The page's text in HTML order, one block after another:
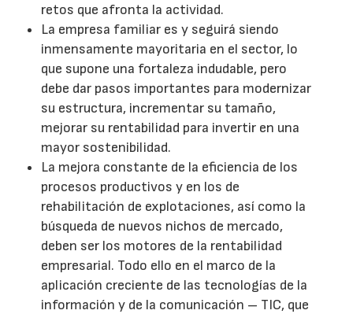
retos que afronta la actividad.
La empresa familiar es y seguirá siendo
inmensamente mayoritaria en el sector, lo
que supone una fortaleza indudable, pero
debe dar pasos importantes para modernizar
su estructura, incrementar su tamaño,
mejorar su rentabilidad para invertir en una
mayor sostenibilidad.
La mejora constante de la eficiencia de los
procesos productivos y en los de
rehabilitación de explotaciones, así como la
búsqueda de nuevos nichos de mercado,
deben ser los motores de la rentabilidad
empresarial. Todo ello en el marco de la
aplicación creciente de las tecnologías de la
información y de la comunicación – TIC, que